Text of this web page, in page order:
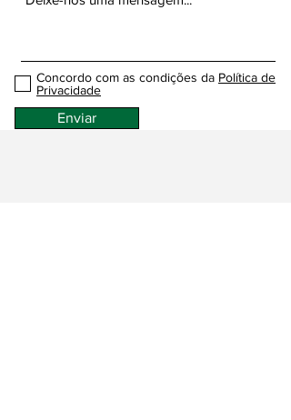
Concordo com as condições da Política de
Privacidade
Enviar